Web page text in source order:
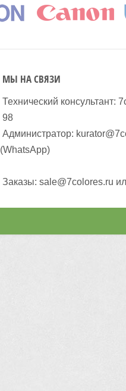
МЫ НА СВЯЗИ
Технический консультант:
98
Администратор:
(WhatsApp)
Заказы: sale@7colores.ru